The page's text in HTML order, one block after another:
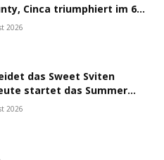
Cinca triumphiert im 6-
2026
das Sweet Sviten
startet das Summer
2026